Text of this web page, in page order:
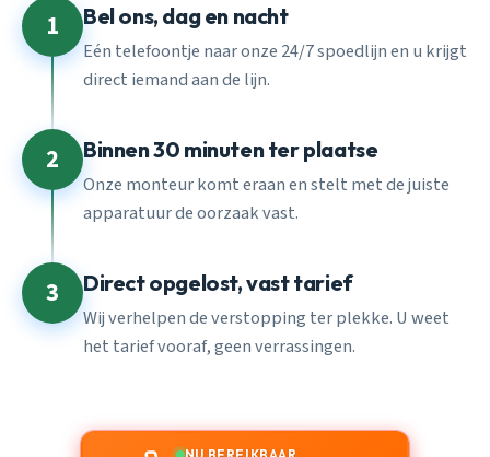
1 Bel ons, dag en nacht
Eén telefoontje naar onze 24/7 spoedlijn en u krijgt
direct iemand aan de lijn.
2 Binnen 30 minuten ter plaatse
Onze monteur komt eraan en stelt met de juiste
apparatuur de oorzaak vast.
3 Direct opgelost, vast tarief
Wij verhelpen de verstopping ter plekke. U weet
het tarief vooraf, geen verrassingen.